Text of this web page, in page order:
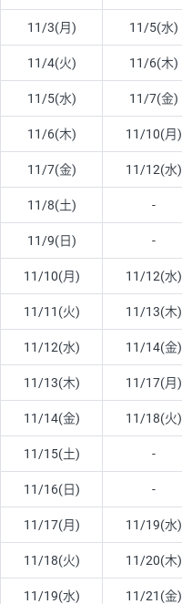
11/3(月) 11/5(水)
11/4(火) 11/6(木)
11/5(水) 11/7(金)
11/6(木) 11/10(月)
11/7(金) 11/12(水)
11/8(土) -
11/9(日) -
11/10(月) 11/12(水)
11/11(火) 11/13(木)
11/12(水) 11/14(金)
11/13(木) 11/17(月)
11/14(金) 11/18(火)
11/15(土) -
11/16(日) -
11/17(月) 11/19(水)
11/18(火) 11/20(木)
11/19(水) 11/21(金)